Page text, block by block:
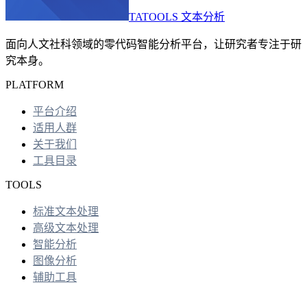
TATOOLS 文本分析
面向人文社科领域的零代码智能分析平台，让研究者专注于研
究本身。
PLATFORM
平台介绍
适用人群
关于我们
工具目录
TOOLS
标准文本处理
高级文本处理
智能分析
图像分析
辅助工具